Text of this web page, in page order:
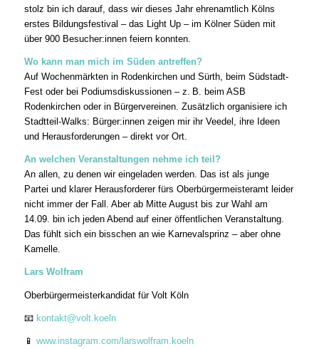
stolz bin ich darauf, dass wir dieses Jahr ehrenamtlich Kölns
erstes Bildungsfestival – das Light Up – im Kölner Süden mit
über 900 Besucher:innen feiern konnten.
Wo kann man mich im Süden antreffen?
Auf Wochenmärkten in Rodenkirchen und Sürth, beim Südstadt-
Fest oder bei Podiumsdiskussionen – z. B. beim ASB
Rodenkirchen oder in Bürgervereinen. Zusätzlich organisiere ich
Stadtteil-Walks: Bürger:innen zeigen mir ihr Veedel, ihre Ideen
und Herausforderungen – direkt vor Ort.
An welchen Veranstaltungen nehme ich teil?
An allen, zu denen wir eingeladen werden. Das ist als junge
Partei und klarer Herausforderer fürs Oberbürgermeisteramt leider
nicht immer der Fall. Aber ab Mitte August bis zur Wahl am
14.09. bin ich jeden Abend auf einer öffentlichen Veranstaltung.
Das fühlt sich ein bisschen an wie Karnevalsprinz – aber ohne
Kamelle.
Lars Wolfram
Oberbürgermeisterkandidat für Volt Köln
📧 kontakt@volt.koeln
📱 www.instagram.com/larswolfram.koeln